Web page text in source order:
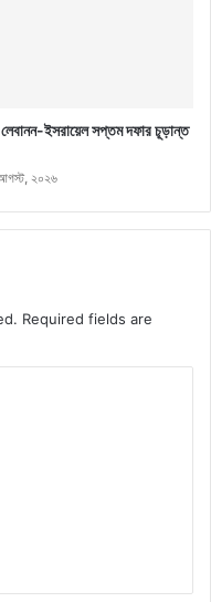
ইসরায়েল সপ্তম দফার চূড়ান্ত
২০২৬
Required fields are